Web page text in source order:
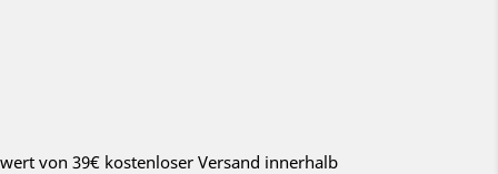
von 39€ kostenloser Versand innerhalb